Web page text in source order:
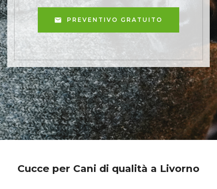
PREVENTIVO GRATUITO
Cucce per Cani di qualità a Livorno